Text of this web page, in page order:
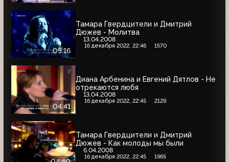
05:16
Тамара Гвердцители и Дмитрий
Дюжев - Молитва
13.04.2008
16 декабря 2022, 22:46 1570
04:41
Диана Арбенина и Евгений Дятлов - Не
отрекаются любя
13.04.2008
16 декабря 2022, 22:45 2129
Тамара Гвердцители и Дмитрий
Дюжев - Как молоды мы были
6.04.2008
16 декабря 2022, 22:45 1965